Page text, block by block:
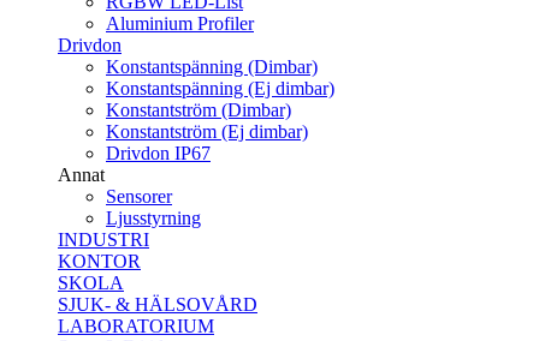
Aluminium Profiler
Drivdon
Konstantspänning (Dimbar)
Konstantspänning (Ej dimbar)
Konstantström (Dimbar)
Konstantström (Ej dimbar)
Drivdon IP67
Annat
Sensorer
Ljusstyrning
INDUSTRI
KONTOR
SKOLA
SJUK- & HÄLSOVÅRD
LABORATORIUM